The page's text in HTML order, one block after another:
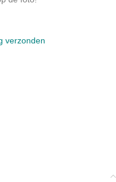
verzonden